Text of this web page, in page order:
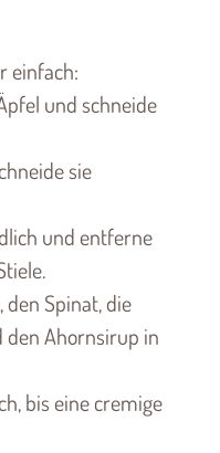
einfach:
und schneide
sie
und entferne
den Spinat, die
den Ahornsirup in
bis eine cremige